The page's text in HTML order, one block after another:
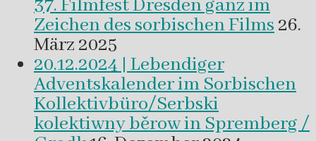
37. Filmfest Dresden ganz im
Zeichen des sorbischen Films26.
März 2025
20.12.2024 | Lebendiger
Adventskalender im Sorbischen
Kollektivbüro/Serbski
kolektiwny běrow in Spremberg /